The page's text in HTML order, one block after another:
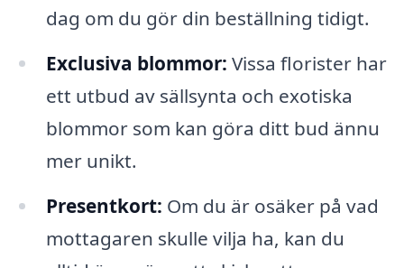
dag om du gör din beställning tidigt.
Exclusiva blommor: Vissa florister har
ett utbud av sällsynta och exotiska
blommor som kan göra ditt bud ännu
mer unikt.
Presentkort: Om du är osäker på vad
mottagaren skulle vilja ha, kan du